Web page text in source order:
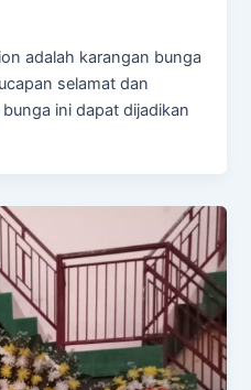
adalah karangan bunga
selamat dan
ini dapat dijadikan